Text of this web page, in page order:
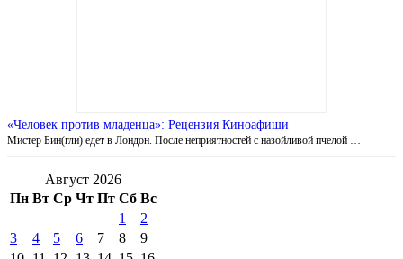
«Человек против младенца»: Рецензия Киноафиши
Мистер Бин(гли) едет в Лондон. После неприятностей с назойливой пчелой …
Август 2026
Пн Вт Ср Чт Пт Сб Вс
1
2
3
4 5 6 7 8
9